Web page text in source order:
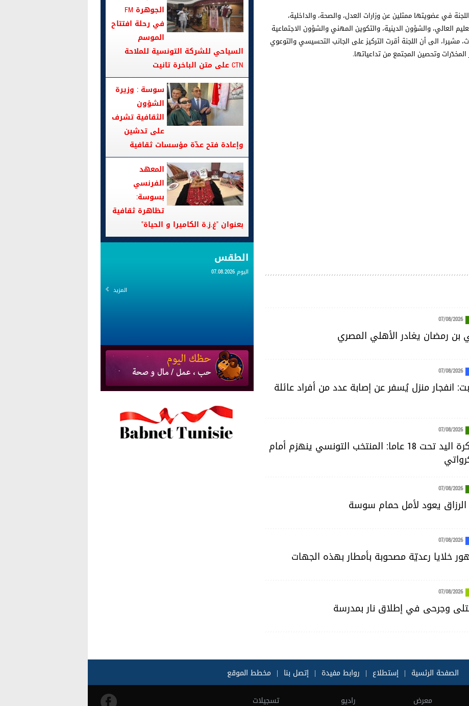
في عضويتها ممثلين عن وزارات العدل، والصحة، والداخلية،
العالي، والشؤون الدينية، والتكوين المهني والشؤون الاجتماعية
مشيرا، الى أن اللجنة أقرت التركيز على الجانب التحسيسي والتوعوي
وتحصين المجتمع من تداعياتها.
07/08/2026
بن رمضان يغادر الأهلي المصري
07/08/2026
انفجار منزل يُسفر عن إصابة عدد من أفراد عائلة
07/08/2026
مونديال كرة اليد تحت 18 عاما: المنتخب التونسي ينهزم أمام
07/08/2026
الرزاق يعود لأمل حمام سوسة
07/08/2026
خلايا رعديّة مصحوبة بأمطار بهذه الجهات
07/08/2026
وجرحى في إطلاق نار بمدرسة
الجوهرة FM
في رحلة افتتاح
الموسم
السياحي للشركة التونسية للملاحة
CTN على متن الباخرة تانيت
سوسة : وزيرة
الشؤون
الثقافية تشرف
على تدشين
وإعادة فتح عدّة مؤسسات ثقافية
المعهد
الفرنسي
بسوسة:
تظاهرة ثقافية
بعنوان "غ.ز.ة الكاميرا و الحياة"
الطقس
اليوم 07.08.2026
المزيد
الصفحة الرئسية | إستطلاع | روابط مفيدة | إتصل بنا | مخطط الموقع
معرض راديو تسجيلات